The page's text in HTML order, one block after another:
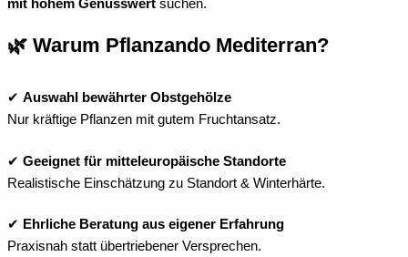
mit hohem Genusswert suchen.
🌿 Warum Pflanzando Mediterran?
✔ Auswahl bewährter Obstgehölze
Nur kräftige Pflanzen mit gutem Fruchtansatz.
✔ Geeignet für mitteleuropäische Standorte
Realistische Einschätzung zu Standort & Winterhärte.
✔ Ehrliche Beratung aus eigener Erfahrung
Praxisnah statt übertriebener Versprechen.